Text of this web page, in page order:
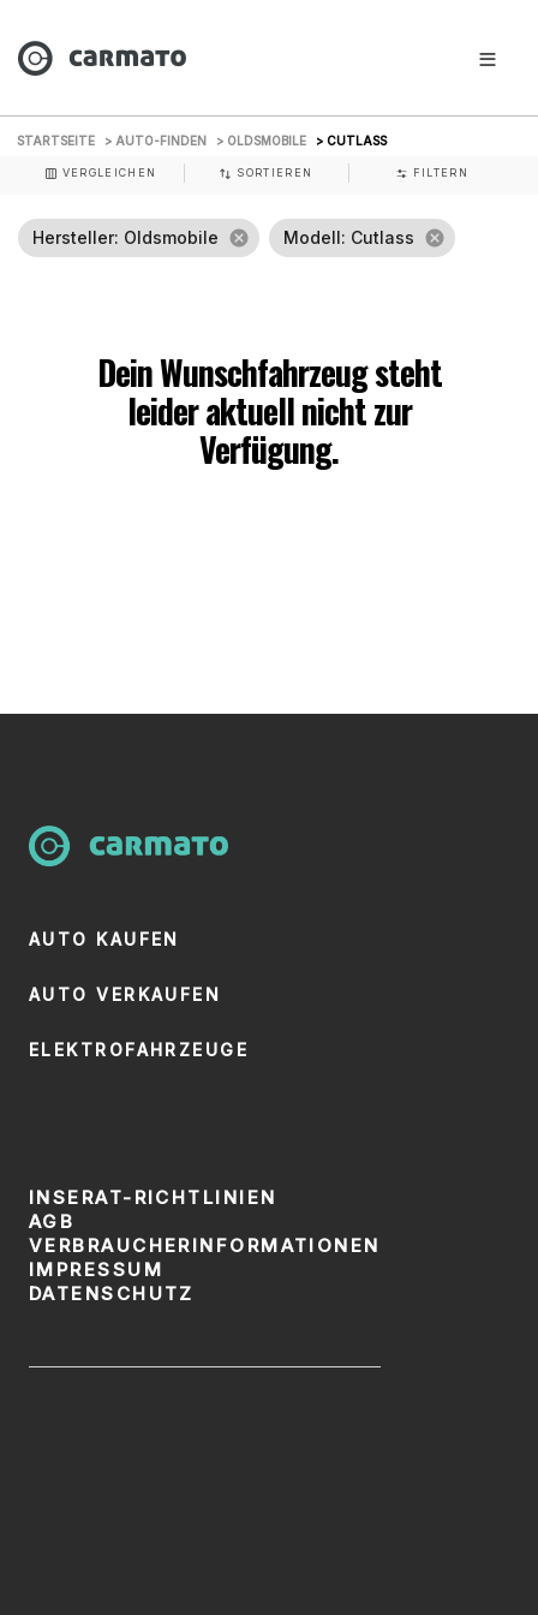
STARTSEITE > AUTO-FINDEN > OLDSMOBILE > CUTLASS
VERGLEICHEN SORTIEREN FILTERN
Hersteller: Oldsmobile cancel Modell: Cutlass cancel
Dein Wunschfahrzeug steht
leider aktuell nicht zur
Verfügung.
AUTO KAUFEN
AUTO VERKAUFEN
ELEKTROFAHRZEUGE
INSERAT-RICHTLINIEN
AGB
VERBRAUCHERINFORMATIONEN
IMPRESSUM
DATENSCHUTZ